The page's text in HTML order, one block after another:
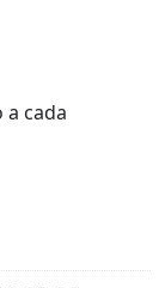
cada